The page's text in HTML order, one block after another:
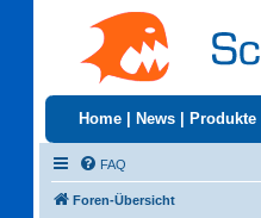
Home News Produkte
FAQ
Foren-Übersicht